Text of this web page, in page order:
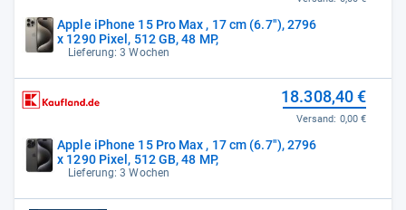
Apple iPhone 15 Pro Max , 17 cm (6.7"), 2796
x 1290 Pixel, 512 GB, 48 MP,
Lieferung: 3 Wochen
Apple iPhone 15 Pro Max , 17 cm (6.7"), 2796
x 1290 Pixel, 512 GB, 48 MP,
Lieferung: 3 Wochen
18.308,40 €
Versand: 0,00 €